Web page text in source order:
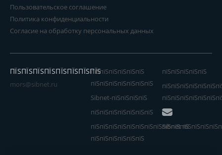
Пользовательское соглашение
Политика конфиденциальности
Согласие на обработку персональных данных
ПЇЅПЇЅПЇЅПЇЅПЇЅПЇЅПЇЅПЇЅ
mors@sibnet.ru
пїЅпїЅпїЅпїЅпїЅпїЅ
пїЅпїЅпїЅпїЅпїЅпїЅпїЅ
Sibnet-пїЅпїЅпїЅпїЅ
пїЅпїЅпїЅпїЅпїЅ
пїЅпїЅпїЅпїЅпїЅпїЅпїЅ
пїЅпїЅпїЅпїЅпїЅпїЅпїЅпїЅпїЅпїЅпїЅ
пїЅпїЅпїЅпїЅпїЅпїЅ
Sibnet